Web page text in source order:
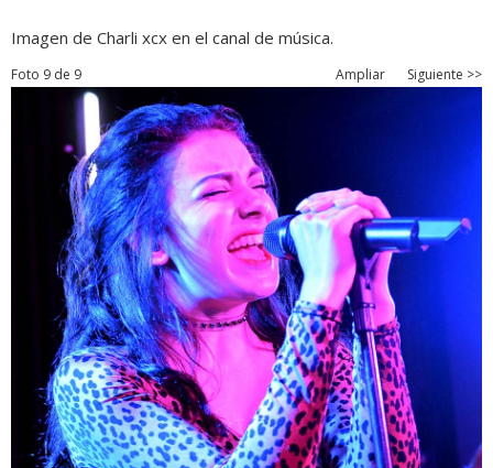
Imagen de Charli xcx en el canal de música.
Foto 9 de 9 Ampliar Siguiente >>